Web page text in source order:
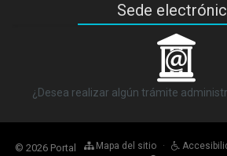
Sede
_
¿Desea realizar algún trámite
© 2026 Portal Mapa del sitio ·